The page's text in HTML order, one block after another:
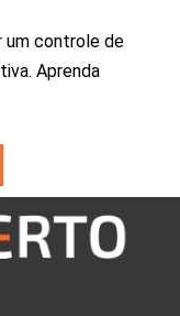
um controle de
Aprenda